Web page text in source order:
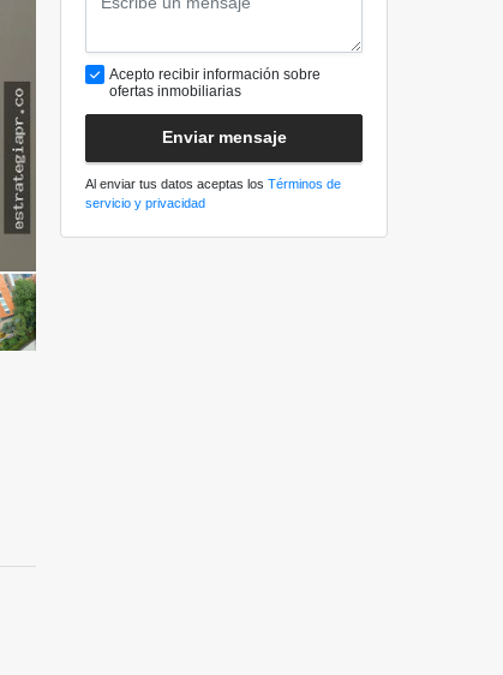
Acepto recibir información sobre
ofertas inmobiliarias
Enviar mensaje
Al enviar tus datos aceptas los Términos de
servicio y privacidad